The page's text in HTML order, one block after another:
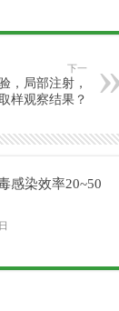
下一
，局部注射，
样观察结果？
感染效率20~50